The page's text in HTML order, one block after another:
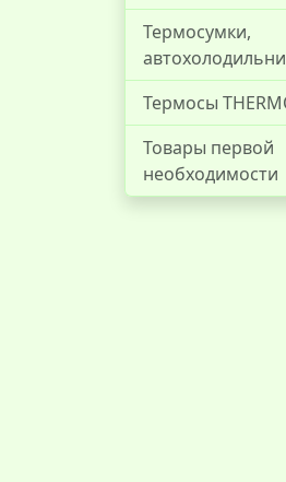
Термосумки,
Термосы
Товары первой
необходимости